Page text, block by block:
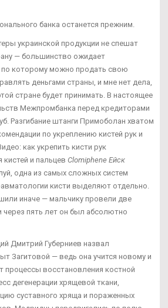
банка останется прежним.
украинской продукции не спешат
— большинство ожидает
по которому можно продать свою
деньгами страны, и мне нет дела,
стране будет принимать. В настоящее
Межпромбанка перед кредиторами
Разгибание штанги Примоболан хватом
по укреплению кистей рук и
как укрепить кисти рук
кистей и пальцев Clomiphene Ейск
одна из самых сложных систем
кисти выделяют отдельно.
иначе — мальчику провели две
через пять лет он был абсолютно
Дмитрий Губерниев назвал
Загитовой — ведь она учится новому и
процессы восстановления костной
дегенерации хрящевой ткани,
суставного хряща и пораженных